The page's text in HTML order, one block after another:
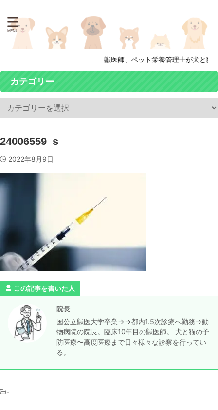
獣医師、ペット栄養管理士が犬と猫
カテゴリー
24006559_s
2022年8月9日
この記事を書いた人
院長
国公立獣医大学卒業→→都内1.5次診療へ勤務→動
物病院の院長。臨床10年目の獣医師。 犬と猫の予
防医療〜高度医療まで日々様々な診察を行ってい
る。
-